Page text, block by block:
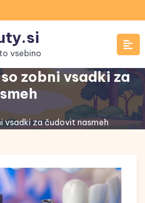
vsebino
zobni vsadki za
vsadki za čudovit nasmeh